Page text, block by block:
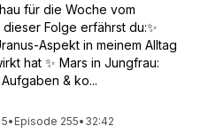
für die Woche vom
dieser Folge erfährst du:✨
Aspekt in meinem Alltag
hat ✨ Mars in Jungfrau:
& ko...
• Episode 255• 32:42